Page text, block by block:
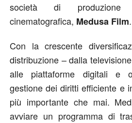
società di produzione
cinematografica, Medusa Film.
Con la crescente
distribuzione – dalla
alle piattaforme digitali e
gestione dei diritti efficiente e
più importante che mai.
avviare un programma di